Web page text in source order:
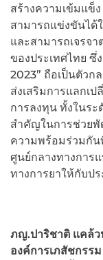
สร้างความเข้มแข็
สามารถแข่งขันได้
และสามารถเจรจ
ของประเทศไทย ซึ่
2023” ถือเป็นตัวก
ส่งเสริมการแลกเ
การลงทุน ทั้งในระ
สำคัญในการช่วยพั
ความพร้อมร่วมกัน
ศูนย์กลางทางการ
ทางการยาให้กับป
ภญ.ปาริชาติ แคล้ว
องค์การเภสัชกรรม